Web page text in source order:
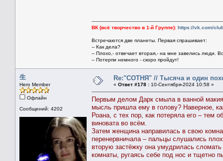
ВК (всё творчество в 1-й Группе): https://vk.com/
Встречаются две планеты. Первая спрашивает:
-- Как дела?
-- Плохо,- отвечает вторая,- на мне завелись люди.
-- Потерпи немного - скоро пройдут!
生
Hero Member
Офлайн
Сообщений: 4202
Re:"СОТНЯ" // Тысяча и один
« Ответ #178 : 10-Сентября-2024 10:58 »
Первым делом Дарк смыла в ванной
мысль пришла ему в голову? Наверное,
Роана, с тех пор, как потеряла его – тем
виновата во всём.
Затем женщина направилась в свою
перенервничала – пальцы слушались
вторую застёжку она умудрилась
комнаты, ругаясь себе под нос и тщетно